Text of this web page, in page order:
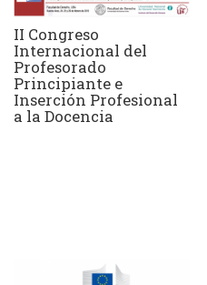
II Congreso
Internacional del
Profesorado
Principiante e
Inserción Profesional
a la Docencia